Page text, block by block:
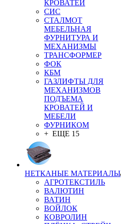
КРОВАТЕЙ
СИС
СТАЛМОТ
МЕБЕЛЬНАЯ
ФУРНИТУРА И
МЕХАНИЗМЫ
ТРАНСФОРМЕР
ФОК
КБМ
ГАЗЛИФТЫ ДЛЯ
МЕХАНИЗМОВ
ПОДЪЕМА
КРОВАТЕЙ И
МЕБЕЛИ
ФУРНИКОМ
+ ЕЩЕ 15
НЕТКАНЫЕ МАТЕРИАЛЫ
АГРОТЕКСТИЛЬ
ВАЛЮТИН
ВАТИН
ВОЙЛОК
КОВРОЛИН